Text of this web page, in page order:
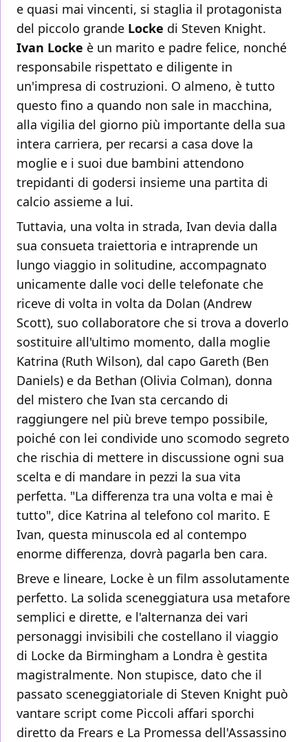
e quasi mai vincenti, si staglia il protagonista
del piccolo grande Locke di Steven Knight.
Ivan Locke è un marito e padre felice, nonché
responsabile rispettato e diligente in
un'impresa di costruzioni. O almeno, è tutto
questo fino a quando non sale in macchina,
alla vigilia del giorno più importante della sua
intera carriera, per recarsi a casa dove la
moglie e i suoi due bambini attendono
trepidanti di godersi insieme una partita di
calcio assieme a lui.
Tuttavia, una volta in strada, Ivan devia dalla
sua consueta traiettoria e intraprende un
lungo viaggio in solitudine, accompagnato
unicamente dalle voci delle telefonate che
riceve di volta in volta da Dolan (Andrew
Scott), suo collaboratore che si trova a doverlo
sostituire all'ultimo momento, dalla moglie
Katrina (Ruth Wilson), dal capo Gareth (Ben
Daniels) e da Bethan (Olivia Colman), donna
del mistero che Ivan sta cercando di
raggiungere nel più breve tempo possibile,
poiché con lei condivide uno scomodo segreto
che rischia di mettere in discussione ogni sua
scelta e di mandare in pezzi la sua vita
perfetta. "La differenza tra una volta e mai è
tutto", dice Katrina al telefono col marito. E
Ivan, questa minuscola ed al contempo
enorme differenza, dovrà pagarla ben cara.
Breve e lineare, Locke è un film assolutamente
perfetto. La solida sceneggiatura usa metafore
semplici e dirette, e l'alternanza dei vari
personaggi invisibili che costellano il viaggio
di Locke da Birmingham a Londra è gestita
magistralmente. Non stupisce, dato che il
passato sceneggiatoriale di Steven Knight può
vantare script come Piccoli affari sporchi
diretto da Frears e La Promessa dell'Assassino